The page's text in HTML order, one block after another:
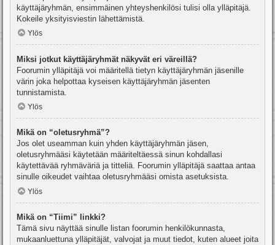
käyttäjäryhmän, ensimmäinen yhteyshenkilösi tulisi olla ylläpitäjä.
Kokeile yksityisviestin lähettämistä.
Ylös
Miksi jotkut käyttäjäryhmät näkyvät eri väreillä?
Foorumin ylläpitäjä voi määritellä tietyn käyttäjäryhmän jäsenille
värin joka helpottaa kyseisen käyttäjäryhmän jäsenten
tunnistamista.
Ylös
Mikä on “oletusryhmä”?
Jos olet useamman kuin yhden käyttäjäryhmän jäsen,
oletusryhmääsi käytetään määriteltäessä sinun kohdallasi
käytettävää ryhmäväriä ja titteliä. Foorumin ylläpitäjä saattaa antaa
sinulle oikeudet vaihtaa oletusryhmääsi omista asetuksista.
Ylös
Mikä on “Tiimi” linkki?
Tämä sivu näyttää sinulle listan foorumin henkilökunnasta,
mukaanluettuna ylläpitäjät, valvojat ja muut tiedot, kuten alueet joita